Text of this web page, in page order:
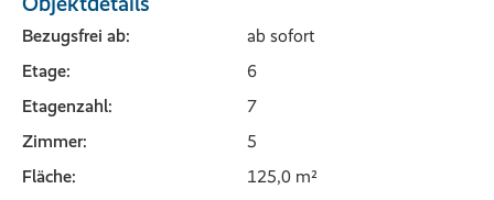
Bezugsfrei ab:
ab sofort
Etage:
6
Etagenzahl:
7
Zimmer:
5
Fläche:
125,0 m²